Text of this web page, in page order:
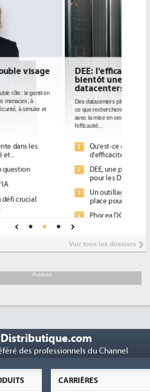
l'efficacité énergétique
une obligation pour les
plus durables et plus efficaces, c'est
les pouvoirs publics européens
mise en oeuvre de la nouvelle Directive sur
ce que la DEE (directive
énergétique) ?
une pression administrative
Un outillage et des services déjà en
pour répondre à...
DC dans les cordes pour la
de Fabrice Coquio,
président de Digital Realty...
les...
Voir tous les dossiers
Publicité
Distributique.com
des professionnels du Channel
CARRIÈRES